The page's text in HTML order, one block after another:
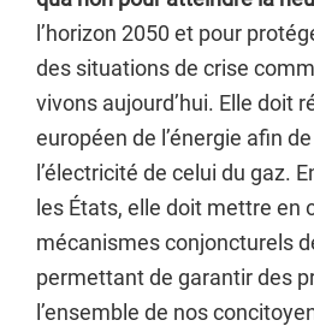
l’horizon 2050 et pour
des situations de crise
vivons aujourd’hui. Elle doit
européen de l’énergie afin
l’électricité de celui du gaz.
les États, elle doit mettre en
mécanismes conjoncturels
permettant de garantir des
l’ensemble de nos